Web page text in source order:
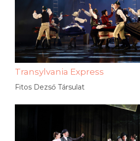
Transylvania Express
Fitos Dezső Társulat